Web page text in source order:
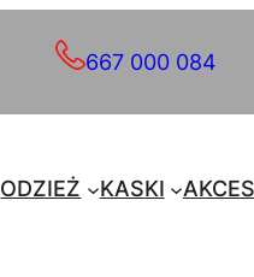
667 000 084
ODZIEŻ KASKI